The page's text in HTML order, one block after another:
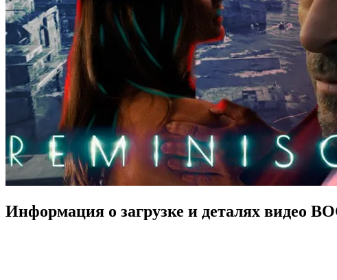
Информация о загрузке и деталях